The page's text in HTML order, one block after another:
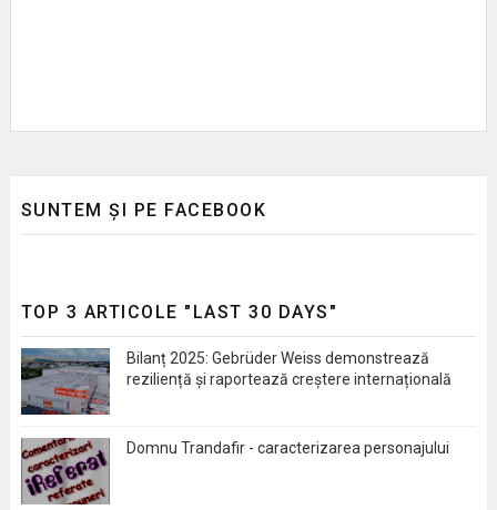
SUNTEM ȘI PE FACEBOOK
TOP 3 ARTICOLE "LAST 30 DAYS"
Bilanț 2025: Gebrüder Weiss demonstrează
reziliență și raportează creștere internațională
Domnu Trandafir - caracterizarea personajului